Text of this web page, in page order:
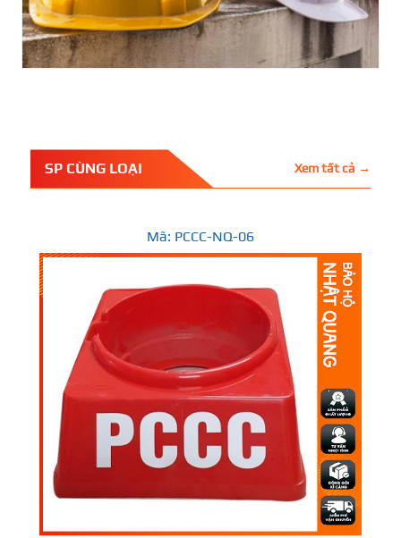
SP CÙNG LOẠI Xem tất cả →
Mã: PCCC-NQ-06